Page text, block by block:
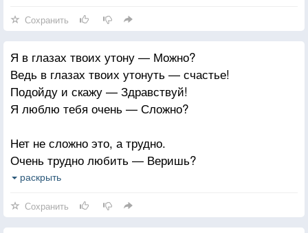
Сохранить
Я в глазах твоих утону — Можно?
Ведь в глазах твоих утонуть — счастье!
Подойду и скажу — Здравствуй!
Я люблю тебя очень — Сложно?
Нет не сложно это, а трудно.
Очень трудно любить — Веришь?
Подойду я к обрыву крутому
Ну, а если уеду — Напишешь?
раскрыть
Сохранить